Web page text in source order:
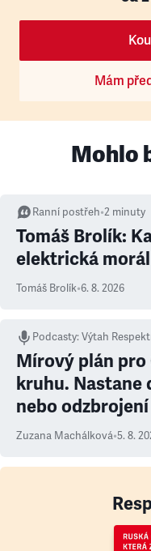
Mám
Mohlo
Ranní postřeh•2 minuty
Tomáš Brolík:
elektrická
Tomáš Brolík•6. 8. 2026
Podcasty:Výtah
Mírový plán pro
kruhu. Nastane
nebo
Zuzana Machálková•5. 8.